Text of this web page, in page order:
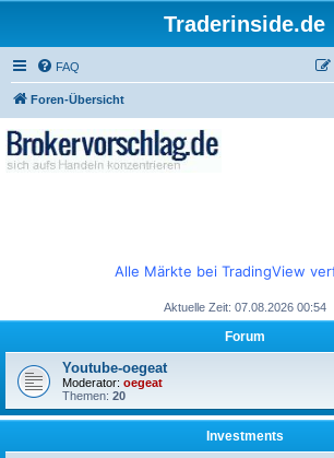
Traderinside.de
FAQ
Foren-Übersicht
Alle Märkte bei TradingView
Aktuelle Zeit: 07.08.2026 00:54
Forum
Youtube-oegeat
Moderator: oegeat
Themen: 20
Investments